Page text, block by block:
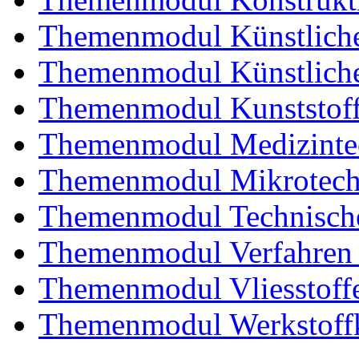
Themenmodul
Themenmodul
Themenmodul
Themenmodul
Themenmodul
Themenmodul
Themenmodul
Themenmodul
Themenmodul